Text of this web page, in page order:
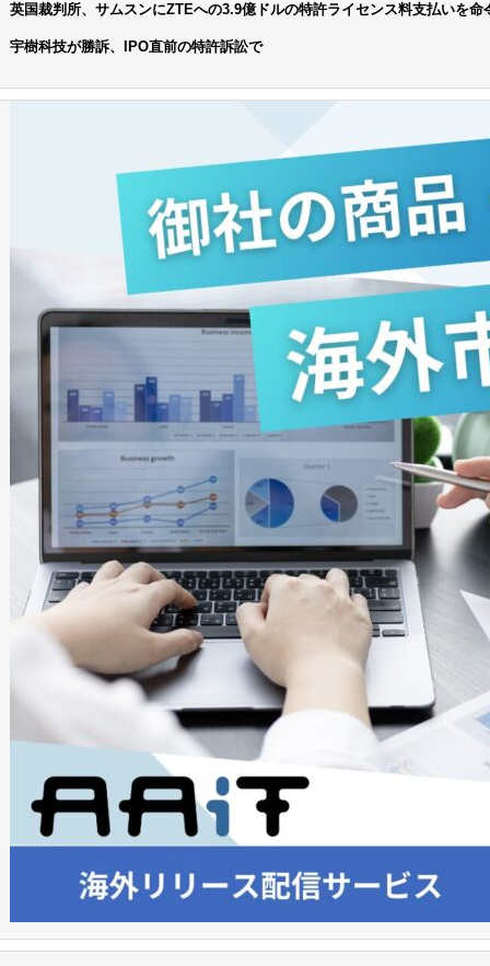
英国裁判所、サムスンにZTEへの3.9億ドルの特許ライセンス料支払いを命
宇樹科技が勝訴、IPO直前の特許訴訟で